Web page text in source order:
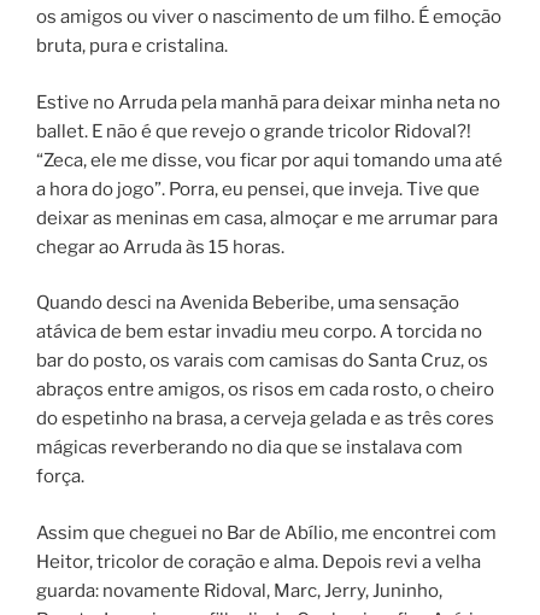
os amigos ou viver o nascimento de um filho. É emoção
bruta, pura e cristalina.
Estive no Arruda pela manhã para deixar minha neta no
ballet. E não é que revejo o grande tricolor Ridoval?!
“Zeca, ele me disse, vou ficar por aqui tomando uma até
a hora do jogo”. Porra, eu pensei, que inveja. Tive que
deixar as meninas em casa, almoçar e me arrumar para
chegar ao Arruda às 15 horas.
Quando desci na Avenida Beberibe, uma sensação
atávica de bem estar invadiu meu corpo. A torcida no
bar do posto, os varais com camisas do Santa Cruz, os
abraços entre amigos, os risos em cada rosto, o cheiro
do espetinho na brasa, a cerveja gelada e as três cores
mágicas reverberando no dia que se instalava com
força.
Assim que cheguei no Bar de Abílio, me encontrei com
Heitor, tricolor de coração e alma. Depois revi a velha
guarda: novamente Ridoval, Marc, Jerry, Juninho,